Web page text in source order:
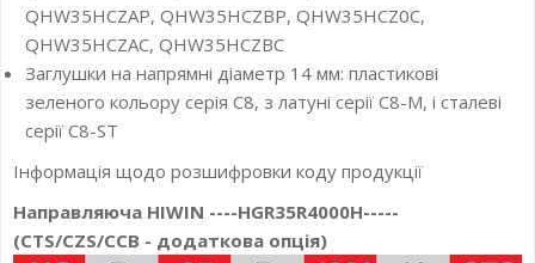
QHW35HCZAP, QHW35HCZBP, QHW35HCZ0C,
QHW35HCZAC, QHW35HCZBC
Заглушки на напрямні діаметр 14 мм: пластикові
зеленого кольору серія С8, з латуні серії С8-М, і сталеві
серії С8-ST
Інформація щодо розшифровки коду продукції
Направляюча HIWIN ----HGR35R4000H-----
(CTS/CZS/CCB - додаткова опція)